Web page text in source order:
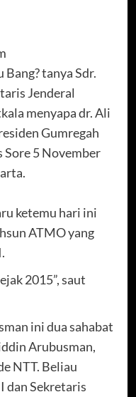
tanya Sdr.
Jenderal
menyapa dr. Ali
Gumregah
5 November
ketemu hari ini
ATMO yang
2015”, saut
ini dua sahabat
Arubusman,
NTT. Beliau
dan Sekretaris